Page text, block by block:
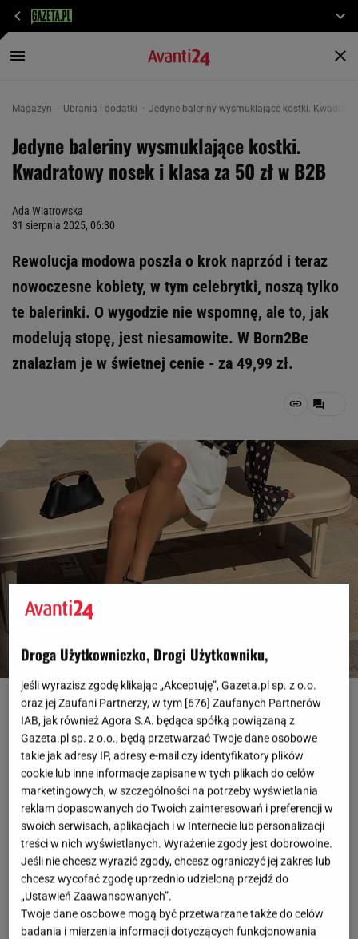
Magazyn Ubrania i dodatki Jedyne baleriny wysmuklające kostki.
Jedyne baleriny wysmuklające kostki.
Kwadratowy nosek i klasa za 50 zł w B2B
Ada Wiatrowska
31 sierpnia 2025, 06:30
Rewolucja modowa poszła o krok naprzód i teraz
nowoczesne kobiety, w tym celebrytki, noszą tylko
te balerinki. O wygodzie nie wspomnę, ale to, jak
modelują stopę, jest niesamowite. W Born2Be
znalazłam je w świetnej cenie - za 49,99 zł.
fot. instagram.com, @jodielapetitefrenchie
OTWÓRZ GALERIĘ(3)
Balerinki to kultowe buty, które od lat nie wychodzą z
modyi wciąż się na to nie zapowiada. To idealna
alternatywa dlaszpilekczy innych wysokich butów,
bo zachowują klasę i wciąż dopasowują się idealnie
do formalnych i wieczorowych ubrań.
Nie męczą nóg, a stopa wygląda w nich jak
marzenie - Born2Be przeszło samo siebie
Droga Użytkowniczko, Drogi Użytkowniku,
jeśli wyrazisz zgodę klikając „Akceptuję”, Gazeta.pl sp. z o.o.
oraz jej Zaufani Partnerzy, w tym [676] Zaufanych Partnerów
IAB, jak również Agora S.A. będąca spółką powiązaną z
Gazeta.pl sp. z o.o., będą przetwarzać Twoje dane osobowe
takie jak adresy IP, adresy e-mail czy identyfikatory plików
cookie lub inne informacje zapisane w tych plikach do celów
marketingowych, w szczególności na potrzeby wyświetlania
reklam dopasowanych do Twoich zainteresowań i preferencji w
swoich serwisach, aplikacjach i w Internecie lub personalizacji
treści w nich wyświetlanych. Wyrażenie zgody jest dobrowolne.
Jeśli nie chcesz wyrazić zgody, chcesz ograniczyć jej zakres lub
chcesz wycofać zgodę uprzednio udzieloną przejdź do
„Ustawień Zaawansowanych”.
Twoje dane osobowe mogą być przetwarzane także do celów
badania i mierzenia informacji dotyczących funkcjonowania